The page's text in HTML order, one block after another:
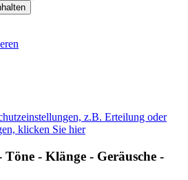
z.B. Erteilung oder
klicken Sie hier
- Klänge - Geräusche -